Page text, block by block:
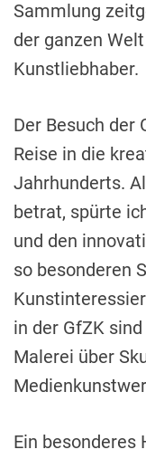
Sammlung
der ganzen
Kunstliebhaber.
Der Besuch der
Reise in die
Jahrhunderts.
betrat, spürte
und den
so besonderen
in der GfZK
Malerei über
Ein besonderes